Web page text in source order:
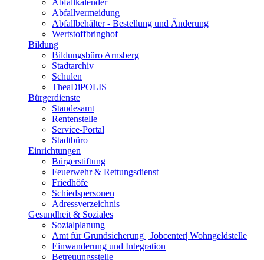
Abfallkalender
Abfallvermeidung
Abfallbehälter - Bestellung und Änderung
Wertstoffbringhof
Bildung
Bildungsbüro Arnsberg
Stadtarchiv
Schulen
TheaDiPOLIS
Bürgerdienste
Standesamt
Rentenstelle
Service-Portal
Stadtbüro
Einrichtungen
Bürgerstiftung
Feuerwehr & Rettungsdienst
Friedhöfe
Schiedspersonen
Adressverzeichnis
Gesundheit & Soziales
Sozialplanung
Amt für Grundsicherung | Jobcenter| Wohngeldstelle
Einwanderung und Integration
Betreuungsstelle